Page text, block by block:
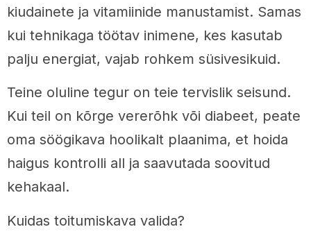
kiudainete ja vitamiinide manustamist. Samas
kui tehnikaga töötav inimene, kes kasutab
palju energiat, vajab rohkem süsivesikuid.
Teine oluline tegur on teie tervislik seisund.
Kui teil on kõrge vererõhk või diabeet, peate
oma söögikava hoolikalt plaanima, et hoida
haigus kontrolli all ja saavutada soovitud
kehakaal.
Kuidas toitumiskava valida?